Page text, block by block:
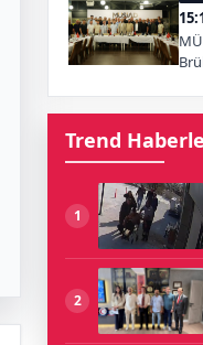
Trend
1
2